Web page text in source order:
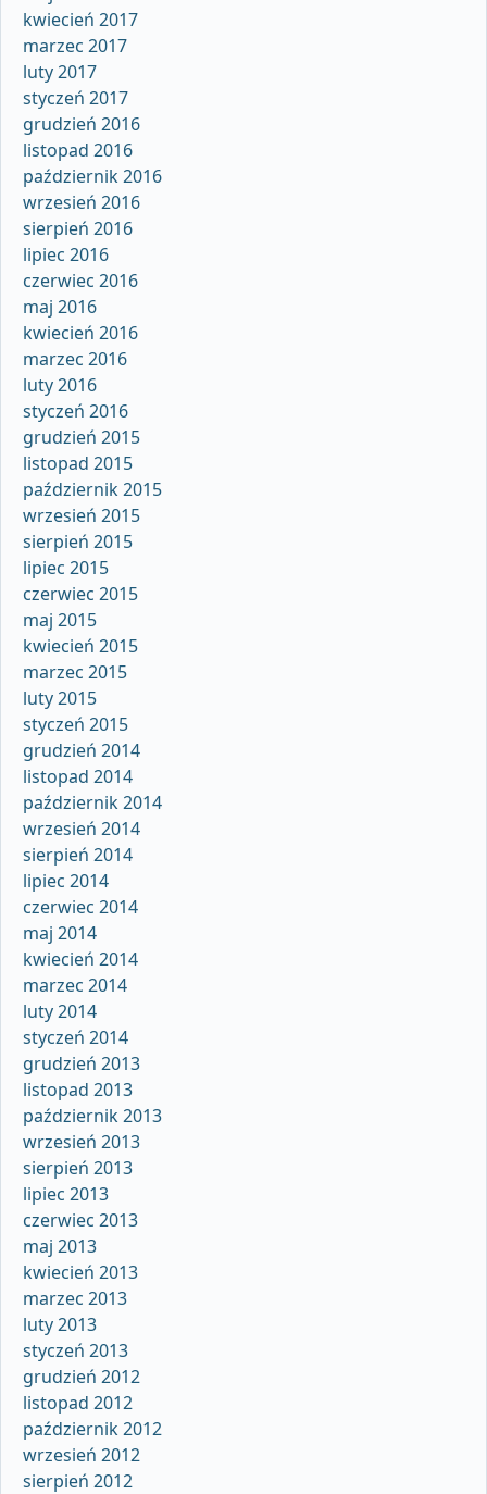
kwiecień 2017
marzec 2017
luty 2017
styczeń 2017
grudzień 2016
listopad 2016
październik 2016
wrzesień 2016
sierpień 2016
lipiec 2016
czerwiec 2016
maj 2016
kwiecień 2016
marzec 2016
luty 2016
styczeń 2016
grudzień 2015
listopad 2015
październik 2015
wrzesień 2015
sierpień 2015
lipiec 2015
czerwiec 2015
maj 2015
kwiecień 2015
marzec 2015
luty 2015
styczeń 2015
grudzień 2014
listopad 2014
październik 2014
wrzesień 2014
sierpień 2014
lipiec 2014
czerwiec 2014
maj 2014
kwiecień 2014
marzec 2014
luty 2014
styczeń 2014
grudzień 2013
listopad 2013
październik 2013
wrzesień 2013
sierpień 2013
lipiec 2013
czerwiec 2013
maj 2013
kwiecień 2013
marzec 2013
luty 2013
styczeń 2013
grudzień 2012
listopad 2012
październik 2012
wrzesień 2012
sierpień 2012